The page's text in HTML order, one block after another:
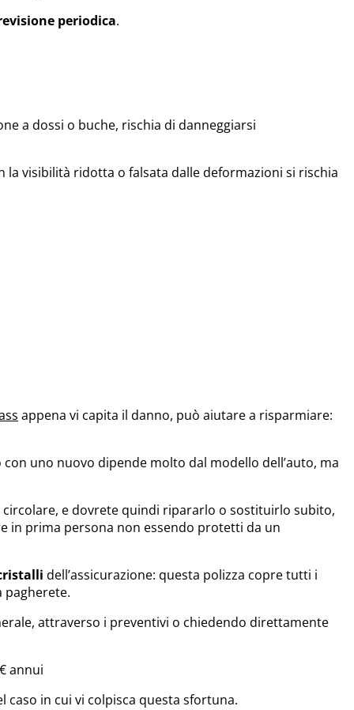
periodica.
a dossi o buche, rischia di danneggiarsi
visibilità ridotta o falsata dalle deformazioni si rischia
appena vi capita il danno, può aiutare a risparmiare:
uno nuovo dipende molto dal modello dell’auto, ma
e dovrete quindi ripararlo o sostituirlo subito,
in prima persona non essendo protetti da un
dell’assicurazione: questa polizza copre tutti i
pagherete.
attraverso i preventivi o chiedendo direttamente
annui
caso in cui vi colpisca questa sfortuna.